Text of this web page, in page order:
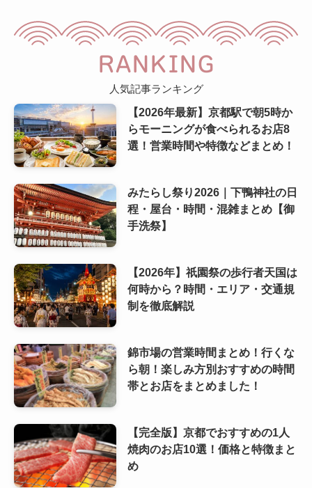
RANKING
人気記事ランキング
【2026年最新】京都駅で朝5時か
らモーニングが食べられるお店8
選！営業時間や特徴などまとめ！
みたらし祭り2026｜下鴨神社の日
程・屋台・時間・混雑まとめ【御
手洗祭】
【2026年】祇園祭の歩行者天国は
何時から？時間・エリア・交通規
制を徹底解説
錦市場の営業時間まとめ！行くな
ら朝！楽しみ方別おすすめの時間
帯とお店をまとめました！
【完全版】京都でおすすめの1人
焼肉のお店10選！価格と特徴まと
め